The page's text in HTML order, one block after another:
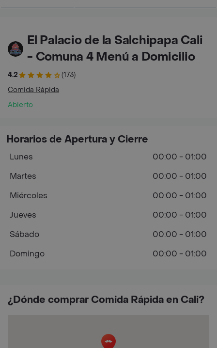
El Palacio de la Salchipapa Cali
- Comuna 4 Menú a Domicilio
4.2
(173)
Comida Rápida
Abierto
¿Dónde comprar Comida Rápida en Cali?
Horarios de Apertura y Cierre
Lunes
00:00 - 01:00
Martes
00:00 - 01:00
Miércoles
00:00 - 01:00
Jueves
00:00 - 01:00
Sábado
00:00 - 01:00
Domingo
00:00 - 01:00